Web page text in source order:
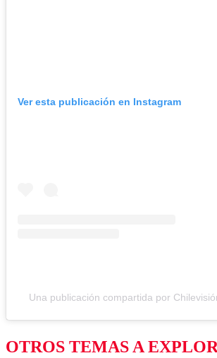
Ver esta publicación en Instagram
Una publicación compartida por
OTROS TEMAS A